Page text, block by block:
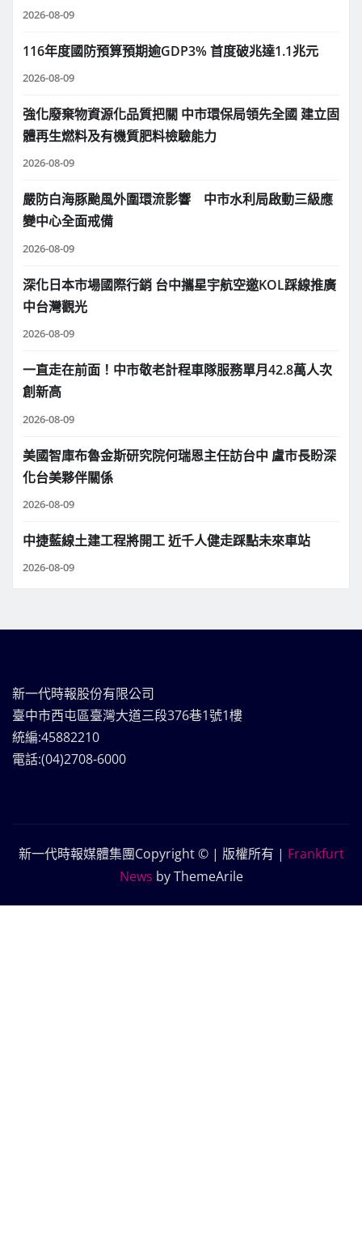
2026-08-09
116年度國防預算預期逾GDP3% 首度破兆達1.1兆元
2026-08-09
強化廢棄物資源化品質把關 中市環保局領先全國 建立固
體再生燃料及有機質肥料檢驗能力
2026-08-09
嚴防白海豚颱風外圍環流影響 中市水利局啟動三級應
變中心全面戒備
2026-08-09
深化日本市場國際行銷 台中攜星宇航空邀KOL踩線推廣
中台灣觀光
2026-08-09
一直走在前面！中市敬老計程車隊服務單月42.8萬人次
創新高
2026-08-09
美國智庫布魯金斯研究院何瑞恩主任訪台中 盧市長盼深
化台美夥伴關係
2026-08-09
中捷藍線土建工程將開工 近千人健走踩點未來車站
2026-08-09
新一代時報股份有限公司
臺中市西屯區臺灣大道三段376巷1號1樓
統編:45882210
電話:(04)2708-6000
新一代時報媒體集團Copyright © | 版權所有 | Frankfurt
News by ThemeArile